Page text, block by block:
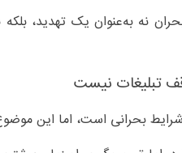
نه به‌عنوان یک تهدید،
بحرانی است، اما این